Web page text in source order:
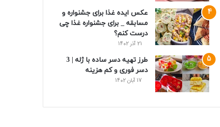
عکس ایده غذا برای جشنواره و
مسابقه _ برای جشنواره غذا چی
درست کنم؟
21 آذر 1402
طرز تهیه دسر ساده با ژله | 3
دسر فوری و کم هزینه
17 آبان 1402